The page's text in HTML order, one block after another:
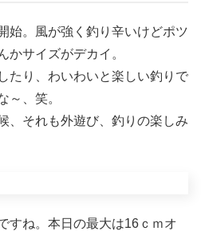
始。風が強く釣り辛いけどポツ
かサイズがデカイ。
たり、わいわいと楽しい釣りで
～、笑。
、それも外遊び、釣りの楽しみ
すね。本日の最大は16ｃｍオ